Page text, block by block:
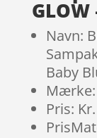
Navn:
Baby
Mærke:
Pris: